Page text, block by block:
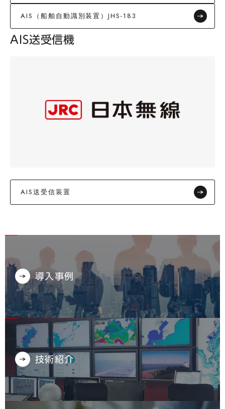
AIS（船舶自動識別装置）JHS-183
AIS送受信機
AIS送受信装置
導入事例
技術紹介